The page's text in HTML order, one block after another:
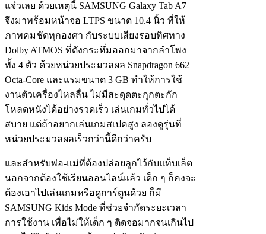
แจ๋วเลย ด้วยเหตุนี้ SAMSUNG Galaxy Tab A7
จึงมาพร้อมหน้าจอ LTPS ขนาด 10.4 นิ้ว ที่ให้
ภาพคมชัดทุกองศา กับระบบเสียงรอบทิศทาง
Dolby ATMOS ที่ดังกระหึ่มออกมาจากลำโพง
ทั้ง 4 ตัว ด้วยหน่วยประมวลผล Snapdragon 662
Octa-Core และแรมขนาด 3 GB ทำให้การใช้
งานตัวเครื่องไหลลื่น ไม่มีสะดุดตะกุกตะกัก
โหลดหนังได้อย่างรวดเร็ว เล่นเกมทั่วไปได้
สบาย แต่ถ้าอยากเล่นเกมสเปคสูง ลองดูรุ่นที่
หน่วยประมวลผลเร็วกว่านี้ดีกว่าครับ
และสำหรับพ่อ-แม่ที่ต้องปล่อยลูกไว้กับแท็บเล็ต
นอกจากต้องใช้เรียนออนไลน์แล้ว เด็ก ๆ ก็คงจะ
ต้องเอาไปเล่นเกมหรือดูการ์ตูนด้วย ก็มี
SAMSUNG Kids Mode ที่ช่วยจำกัดระยะเวลา
การใช้งาน เพื่อไม่ให้เด็ก ๆ ติดจอมากจนเกินไป